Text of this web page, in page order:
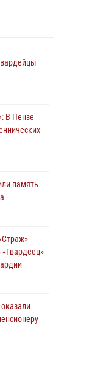
В Пензе
память
«Гвардеец»